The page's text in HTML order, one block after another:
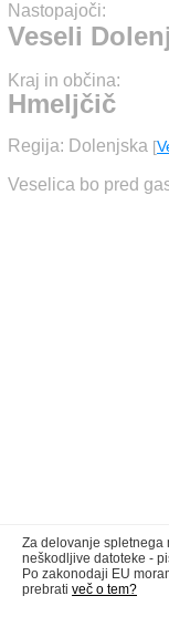
Nastopajoči:
Veseli
Kraj in občina:
Hmeljčič
Regija: Dolenjska [
Veselica bo pred
Za delovanje spletnega
neškodljive datoteke -
Po zakonodaji EU
prebrati več o tem?